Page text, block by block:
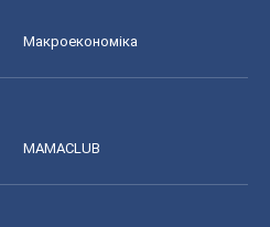
Макроекономіка
MAMACLUB